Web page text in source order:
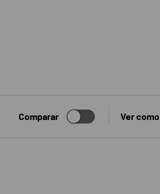
Comparar Ver como